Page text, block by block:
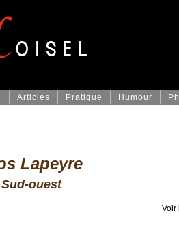
Articles Pratique Humour
Lapeyre
Sud-ouest
Voir